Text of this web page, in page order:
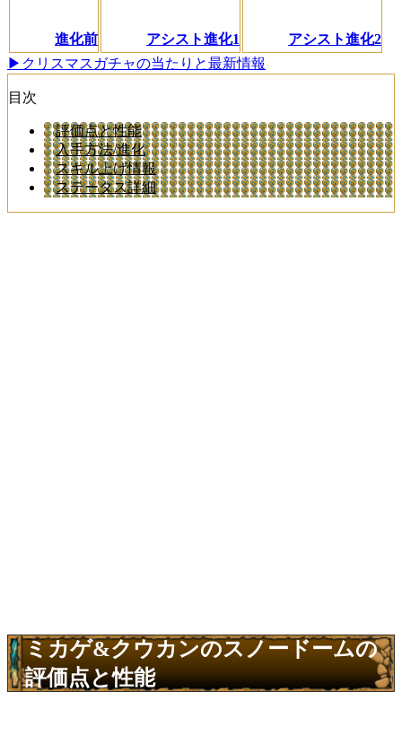
進化前 アシスト進化1
アシスト進化2
▶クリスマスガチャの当たりと最新情報
目次
評価点と性能
入手方法/進化
スキル上げ情報
ステータス詳細
ミカゲ&クウカンのスノードームの
評価点と性能